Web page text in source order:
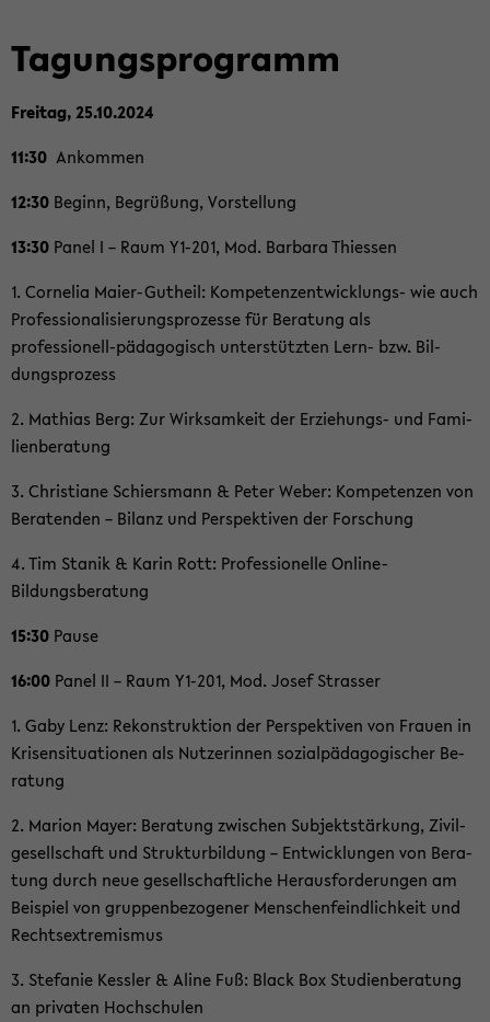
Ta­gungs­pro­gramm
Frei­tag, 25.10.2024
11:30 An­kom­men
12:30 Be­ginn, Be­grü­ßung, Vor­stel­lung
13:30 Panel I – Raum Y1-​201, Mod. Bar­ba­ra Thies­sen
1. Cor­ne­lia Maier-​Gutheil: Kompetenzentwicklungs-​ wie auch
Pro­fes­sio­na­li­sie­rungs­pro­zes­se für Be­ra­tung als
professionell-​pädagogisch un­ter­stütz­ten Lern- bzw. Bil­
dungs­pro­zess
2. Ma­thi­as Berg: Zur Wirk­sam­keit der Erziehungs-​ und Fa­mi­
li­en­be­ra­tung
3. Chris­tia­ne Schiers­mann & Peter Weber: Kom­pe­ten­zen von
Be­ra­ten­den – Bi­lanz und Per­spek­ti­ven der For­schung
4. Tim Sta­nik & Karin Rott: Pro­fes­sio­nel­le Online-​
Bildungsberatung
15:30 Pause
16:00 Panel II – Raum Y1-​201, Mod. Josef Stras­ser
1. Gaby Lenz: Re­kon­struk­ti­on der Per­spek­ti­ven von Frau­en in
Kri­sen­si­tua­tio­nen als Nut­ze­rin­nen so­zi­al­päd­ago­gi­scher Be­
ra­tung
2. Ma­ri­on Mayer: Be­ra­tung zwi­schen Sub­jekt­stär­kung, Zi­vil­
ge­sell­schaft und Struk­tur­bil­dung – Ent­wick­lun­gen von Be­ra­
tung durch neue ge­sell­schaft­li­che Her­aus­for­de­run­gen am
Bei­spiel von grup­pen­be­zo­ge­ner Men­schen­feind­lich­keit und
Rechts­ex­tre­mis­mus
3. Ste­fa­nie Kess­ler & Aline Fuß: Black Box Stu­di­en­be­ra­tung
an pri­va­ten Hoch­schu­len